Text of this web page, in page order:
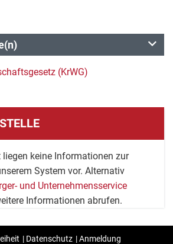
(KrWG)
liegen keine Informationen zur
System vor. Alternativ
und Unternehmensservice
Informationen abrufen.
| Datenschutz |Anmeldung